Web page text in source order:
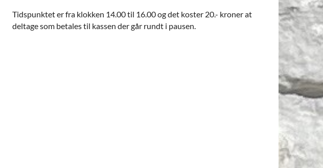
Tidspunktet er fra klokken 14.00 til 16.00 og det koster 20.- kroner at
deltage som betales til kassen der går rundt i pausen.